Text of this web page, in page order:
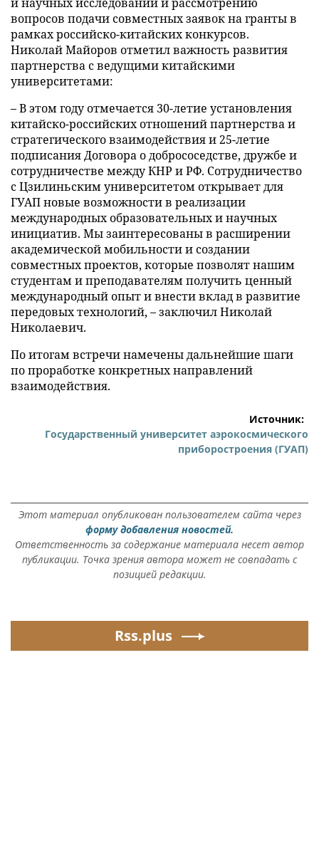
вопросов подачи совместных заявок на гранты в
рамках российско-китайских конкурсов.
Николай Майоров отметил важность развития
партнерства с ведущими китайскими
университетами:
– В этом году отмечается 30-летие установления
китайско-российских отношений партнерства и
стратегического взаимодействия и 25-летие
подписания Договора о добрососедстве, дружбе и
сотрудничестве между КНР и РФ. Сотрудничество
с Цзилиньским университетом открывает для
ГУАП новые возможности в реализации
международных образовательных и научных
инициатив. Мы заинтересованы в расширении
академической мобильности и создании
совместных проектов, которые позволят нашим
студентам и преподавателям получить ценный
международный опыт и внести вклад в развитие
передовых технологий, – заключил Николай
Николаевич.
По итогам встречи намечены дальнейшие шаги
по проработке конкретных направлений
взаимодействия.
Источник:
Государственный университет аэрокосмического
приборостроения (ГУАП)
Этот материал опубликован пользователем сайта через
форму добавления новостей.
Ответственность за содержание материала несет автор
публикации. Точка зрения автора может не совпадать с
позицией редакции.
Rss.plus